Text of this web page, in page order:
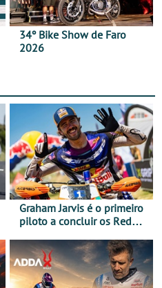
34º Bike Show de Faro
2026
Graham Jarvis é o primeiro
piloto a concluir os Red
moto elétrica